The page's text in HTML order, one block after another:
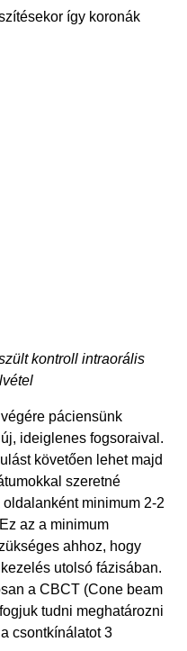
így koronák
kontroll intraorális
páciensünk
ideiglenes fogsoraival.
követően lehet majd
szeretné
minimum 2-2
az a minimum
ahhoz, hogy
utolsó fázisában.
a CBCT (Cone beam
tudni meghatározni
csontkínálatot 3